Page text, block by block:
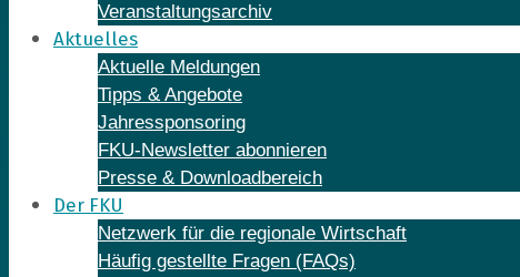
Veranstaltungsarchiv
Aktuelles
Aktuelle Meldungen
Tipps & Angebote
Jahressponsoring
FKU-Newsletter abonnieren
Presse & Downloadbereich
Der FKU
Netzwerk für die regionale Wirtschaft
Häufig gestellte Fragen (FAQs)